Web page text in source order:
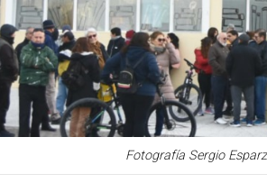
Fotografía Sergio